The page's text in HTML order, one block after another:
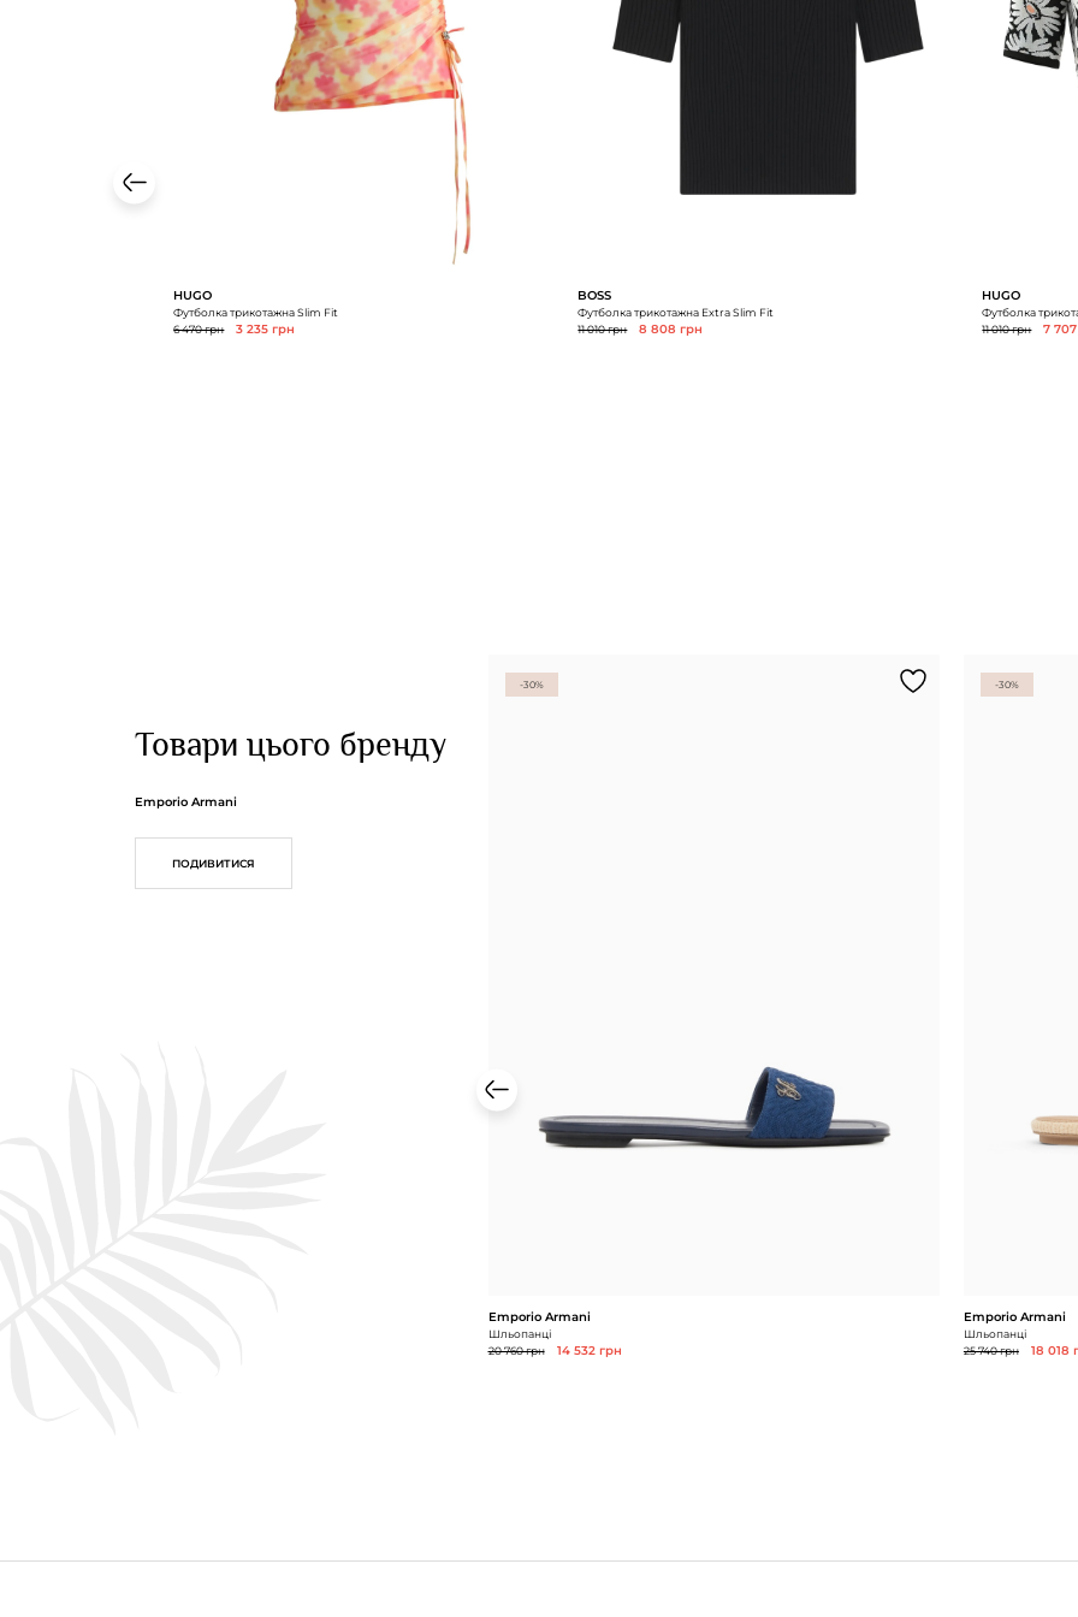
HUGO
Футболка трикотажна Slim Fit
6 470 грн
3 235 грн
BOSS
Футболка трикотажна Extra Slim Fit
11 010 грн
8 808 грн
HUGO
Футболка
11 010 грн
7
Товари цього бренду
Emporio Armani
ПОДИВИТИСЯ
-30%
Emporio Armani
Шльопанці
20 760 грн
14 532 грн
-30%
Emporio Armani
Шльопанці
25 740 грн
18 018